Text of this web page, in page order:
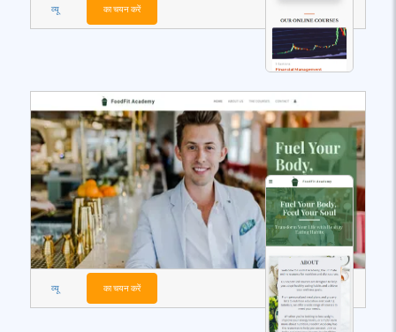
व्यू का चयन करें
व्यू का चयन करें